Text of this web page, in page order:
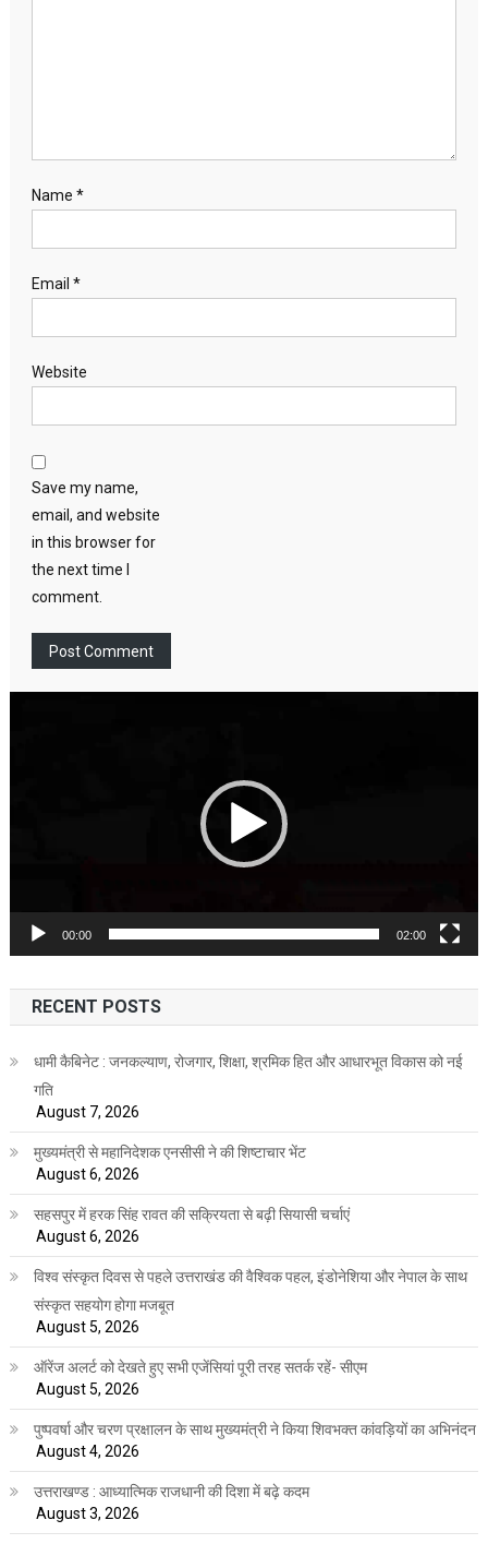
Name *
Email *
Website
Save my name,
email, and website
in this browser for
the next time I
comment.
00:00 02:00
RECENT POSTS
धामी कैबिनेट : जनकल्याण, रोजगार, शिक्षा, श्रमिक हित और आधारभूत विकास को नई
गति
August 7, 2026
मुख्यमंत्री से महानिदेशक एनसीसी ने की शिष्टाचार भेंट
August 6, 2026
सहसपुर में हरक सिंह रावत की सक्रियता से बढ़ी सियासी चर्चाएं
August 6, 2026
विश्व संस्कृत दिवस से पहले उत्तराखंड की वैश्विक पहल, इंडोनेशिया और नेपाल के साथ
संस्कृत सहयोग होगा मजबूत
August 5, 2026
ऑरेंज अलर्ट को देखते हुए सभी एजेंसियां पूरी तरह सतर्क रहें- सीएम
August 5, 2026
पुष्पवर्षा और चरण प्रक्षालन के साथ मुख्यमंत्री ने किया शिवभक्त कांवड़ियों का अभिनंदन
August 4, 2026
उत्तराखण्ड : आध्यात्मिक राजधानी की दिशा में बढ़े कदम
August 3, 2026